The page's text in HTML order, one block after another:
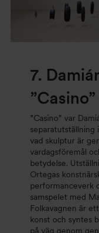
7.
”Casino” var
separatutställning
vad skulptur är
vardagsföremål
betydelse.
Ortegas
performanceverk
samspelet med
Folkavagnen är
konst och syntes
på väg genom